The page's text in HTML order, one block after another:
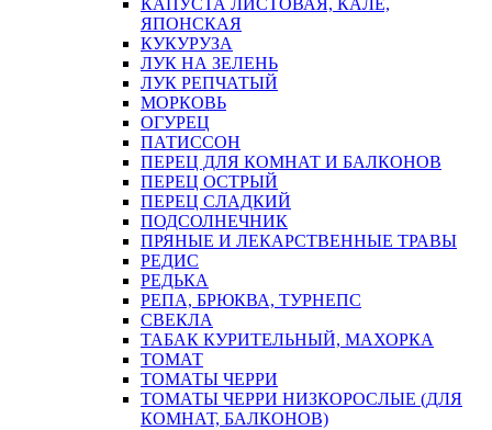
КАПУСТА ЛИСТОВАЯ, КАЛЕ,
ЯПОНСКАЯ
КУКУРУЗА
ЛУК НА ЗЕЛЕНЬ
ЛУК РЕПЧАТЫЙ
МОРКОВЬ
ОГУРЕЦ
ПАТИССОН
ПЕРЕЦ ДЛЯ КОМНАТ И БАЛКОНОВ
ПЕРЕЦ ОСТРЫЙ
ПЕРЕЦ СЛАДКИЙ
ПОДСОЛНЕЧНИК
ПРЯНЫЕ И ЛЕКАРСТВЕННЫЕ ТРАВЫ
РЕДИС
РЕДЬКА
РЕПА, БРЮКВА, ТУРНЕПС
СВЕКЛА
ТАБАК КУРИТЕЛЬНЫЙ, МАХОРКА
ТОМАТ
ТОМАТЫ ЧЕРРИ
ТОМАТЫ ЧЕРРИ НИЗКОРОСЛЫЕ (ДЛЯ
КОМНАТ, БАЛКОНОВ)